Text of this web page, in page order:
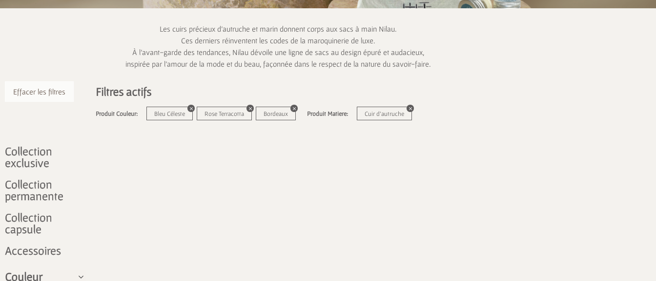
Les cuirs précieux d’autruche et marin donnent corps aux sacs à main Nilau.
Ces derniers réinventent les codes de la maroquinerie de luxe.
À l’avant-garde des tendances, Nilau dévoile une ligne de sacs au design épuré et audacieux,
inspirée par l’amour de la mode et du beau, façonnée dans le respect de la nature du savoir-faire.
Effacer les filtres
Collection
exclusive
Collection
permanente
Collection
capsule
Accessoires
Couleur
Filtres actifs
Produit Couleur: Bleu Céleste Rose Terracotta Bordeaux Produit Matiere: Cuir d'autruche